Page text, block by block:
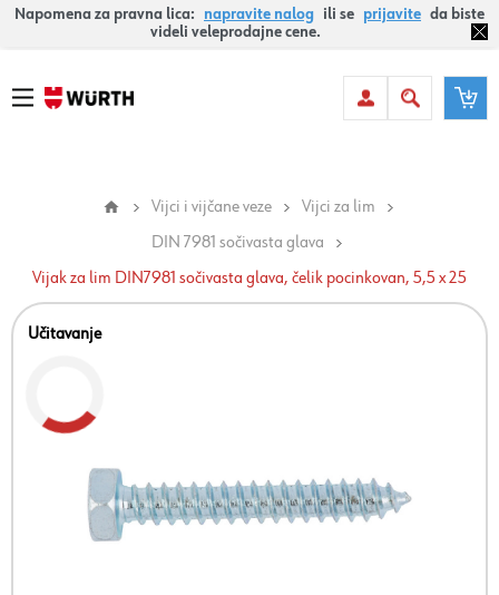
Napomena za pravna lica: napravite nalog ili se prijavite da biste
videli veleprodajne cene.
Vijci i vijčane veze
Vijci za lim
DIN 7981 sočivasta glava
Vijak za lim DIN7981 sočivasta glava, čelik pocinkovan, 5,5 x 25
Učitavanje